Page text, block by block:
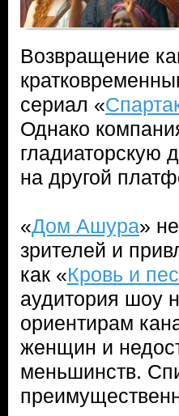
Возвращение
сериал «
Однако
гладиаторскую
на другой
«Дом Ашура»
зрителей и
как «Кровь и
аудитория шоу
ориентирам
женщин и
меньшинств.